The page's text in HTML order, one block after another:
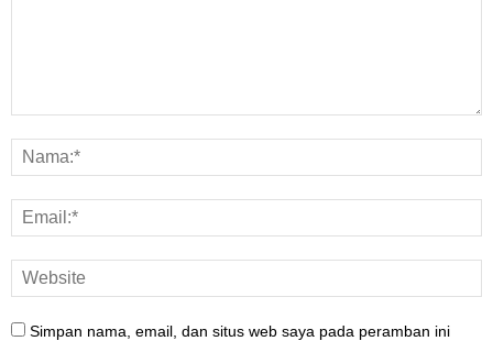
Simpan nama, email, dan situs web saya pada peramban ini